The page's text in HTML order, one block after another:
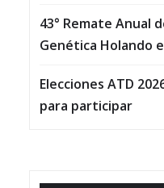
43° Remate Anual
Genética Holando
Elecciones ATD
para participar